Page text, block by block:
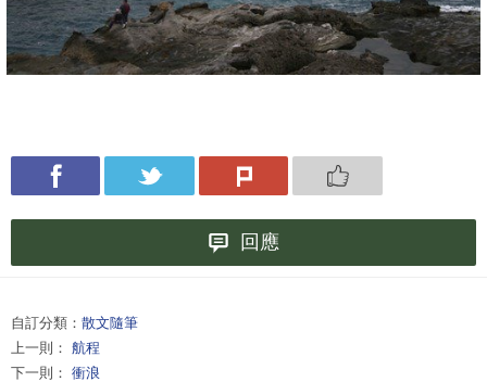
回應
自訂分類： 散文隨筆
上一則： 航程
下一則： 衝浪